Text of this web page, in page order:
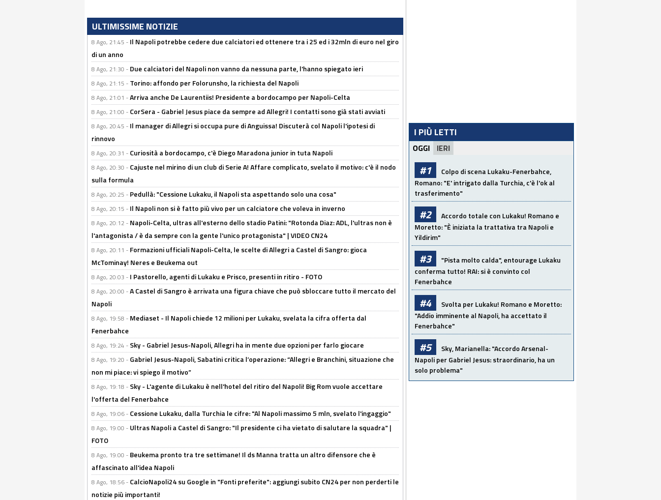
ULTIMISSIME NOTIZIE
8 Ago, 21:45 - Il Napoli potrebbe cedere due calciatori ed ottenere tra i 25 ed i 32mln di euro nel giro
di un anno
8 Ago, 21:30 - Due calciatori del Napoli non vanno da nessuna parte, l'hanno spiegato ieri
8 Ago, 21:15 - Torino: affondo per Folorunsho, la richiesta del Napoli
8 Ago, 21:01 -Arriva anche De Laurentiis! Presidente a bordocampo per Napoli-Celta
8 Ago, 21:00 - CorSera - Gabriel Jesus piace da sempre ad Allegri! I contatti sono già stati avviati
8 Ago, 20:45 - Il manager di Allegri si occupa pure di Anguissa! Discuterà col Napoli l'ipotesi di
rinnovo
8 Ago, 20:31 - Curiosità a bordocampo, c'è Diego Maradona junior in tuta Napoli
8 Ago, 20:30 - Cajuste nel mirino di un club di Serie A! Affare complicato, svelato il motivo: c'è il nodo
sulla formula
8 Ago, 20:25 - Pedullà: "Cessione Lukaku, il Napoli sta aspettando solo una cosa"
8 Ago, 20:15 - Il Napoli non si è fatto più vivo per un calciatore che voleva in inverno
8 Ago, 20:12 - Napoli-Celta, ultras all'esterno dello stadio Patini: "Rotonda Diaz: ADL, l'ultras non è
l'antagonista / è da sempre con la gente l'unico protagonista" | VIDEO CN24
8 Ago, 20:11 - Formazioni ufficiali Napoli-Celta, le scelte di Allegri a Castel di Sangro: gioca
McTominay! Neres e Beukema out
8 Ago, 20:03 - I Pastorello, agenti di Lukaku e Prisco, presenti in ritiro - FOTO
8 Ago, 20:00 -A Castel di Sangro è arrivata una figura chiave che può sbloccare tutto il mercato del
Napoli
8 Ago, 19:58 - Mediaset - Il Napoli chiede 12 milioni per Lukaku, svelata la cifra offerta dal
Fenerbahce
8 Ago, 19:24 - Sky - Gabriel Jesus-Napoli, Allegri ha in mente due opzioni per farlo giocare
8 Ago, 19:20 - Gabriel Jesus-Napoli, Sabatini critica l’operazione: “Allegri e Branchini, situazione che
non mi piace: vi spiego il motivo”
8 Ago, 19:18 - Sky - L'agente di Lukaku è nell'hotel del ritiro del Napoli! Big Rom vuole accettare
l'offerta del Fenerbahce
8 Ago, 19:06 - Cessione Lukaku, dalla Turchia le cifre: "Al Napoli massimo 5 mln, svelato l'ingaggio"
8 Ago, 19:00 - Ultras Napoli a Castel di Sangro: "Il presidente ci ha vietato di salutare la squadra" |
FOTO
8 Ago, 19:00 - Beukema pronto tra tre settimane! Il ds Manna tratta un altro difensore che è
affascinato all'idea Napoli
8 Ago, 18:56 - CalcioNapoli24 su Google in "Fonti preferite": aggiungi subito CN24 per non perderti le
notizie più importanti!
I PIÙ LETTI
OGGI IERI
#1
Colpo di scena Lukaku-Fenerbahce,
Romano: "E' intrigato dalla Turchia, c'è l'ok al
trasferimento"
#2
Accordo totale con Lukaku! Romano e
Moretto: "È iniziata la trattativa tra Napoli e
Yildirim"
#3
"Pista molto calda", entourage Lukaku
conferma tutto! RAI: si è convinto col
Fenerbahce
#4
Svolta per Lukaku! Romano e Moretto:
"Addio imminente al Napoli, ha accettato il
Fenerbahce"
#5
Sky, Marianella: "Accordo Arsenal-
Napoli per Gabriel Jesus: straordinario, ha un
solo problema"